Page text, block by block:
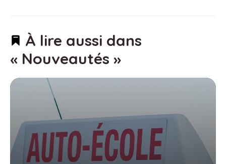
À lire aussi dans
« Nouveautés »